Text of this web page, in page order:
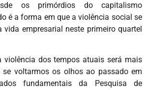
os primórdios do capitalismo
é a forma em que a violência social se
vida empresarial neste primeiro quartel
violência dos tempos atuais será mais
se voltarmos os olhos ao passado em
fundamentais da Pesquisa de